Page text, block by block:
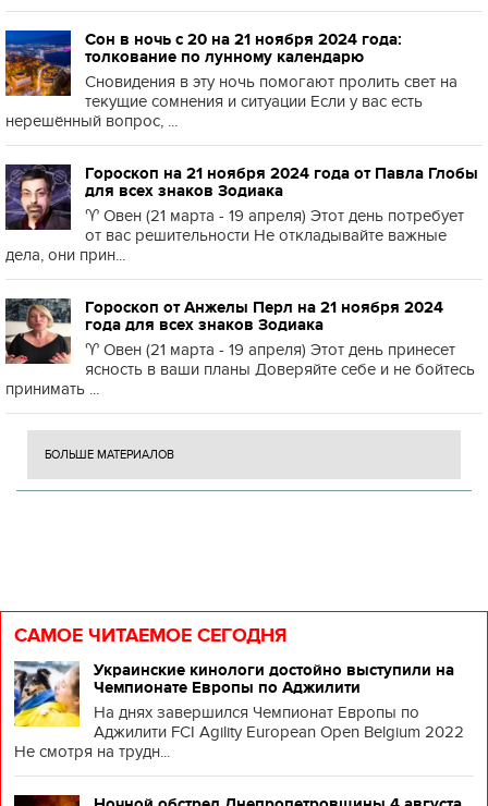
Сон в ночь с 20 на 21 ноября 2024 года:
толкование по лунному календарю
Сновидения в эту ночь помогают пролить свет на
текущие сомнения и ситуации Если у вас есть
нерешённый вопрос, ...
Гороскоп на 21 ноября 2024 года от Павла Глобы
для всех знаков Зодиака
♈️ Овен (21 марта - 19 апреля) Этот день потребует
от вас решительности Не откладывайте важные
дела, они прин...
Гороскоп от Анжелы Перл на 21 ноября 2024
года для всех знаков Зодиака
♈️ Овен (21 марта - 19 апреля) Этот день принесет
ясность в ваши планы Доверяйте себе и не бойтесь
принимать ...
БОЛЬШЕ МАТЕРИАЛОВ
САМОЕ ЧИТАЕМОЕ СЕГОДНЯ
Украинские кинологи достойно выступили на
Чемпионате Европы по Аджилити
На днях завершился Чемпионат Европы по
Аджилити FCI Agility European Open Belgium 2022
Не смотря на трудн...